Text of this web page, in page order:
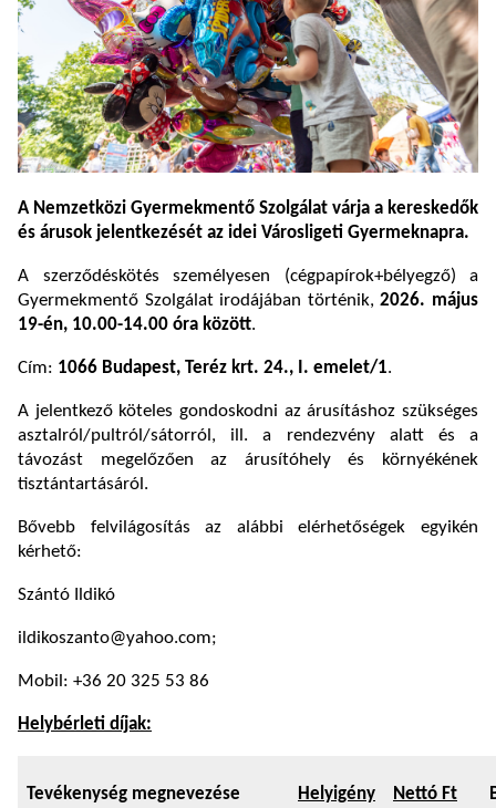
A Nemzetközi Gyermekmentő Szolgálat várja a kereskedők
és árusok jelentkezését az idei Városligeti Gyermeknapra.
A szerződéskötés személyesen (cégpapírok+bélyegző) a
Gyermekmentő Szolgálat irodájában történik,2026. május
19-én, 10.00-14.00 óra között.
Cím: 1066 Budapest, Teréz krt. 24., I. emelet/1.
A jelentkező köteles gondoskodni az árusításhoz szükséges
asztalról/pultról/sátorról, ill. a rendezvény alatt és a
távozást megelőzően az árusítóhely és környékének
tisztántartásáról.
Bővebb felvilágosítás az alábbi elérhetőségek egyikén
kérhető:
Szántó Ildikó
ildikoszanto@yahoo.com;
Mobil: +36 20 325 53 86
Helybérleti díjak:
Tevékenység megnevezése Helyigény Nettó Ft